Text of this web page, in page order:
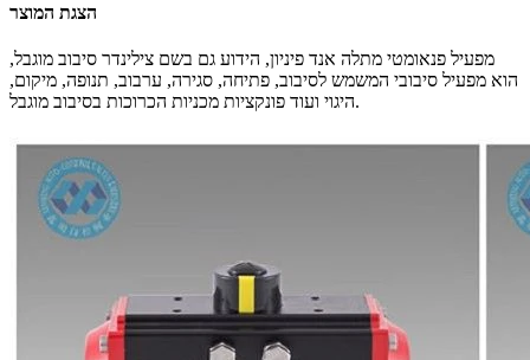
הצגת המוצר
מפעיל פנאומטי מתלה אנד פיניון, הידוע גם בשם צילינדר סיבוב מוגבל,
הוא מפעיל סיבובי המשמש לסיבוב, פתיחה, סגירה, ערבוב, תנופה, מיקום,
היגוי ועוד פונקציות מכניות הכרוכות בסיבוב מוגבל.